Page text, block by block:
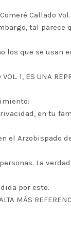
Callado Vol.
tal parece
los que se usan
1, ES UNA
en tu
el Arzobispado
La
por esto.
MÁS